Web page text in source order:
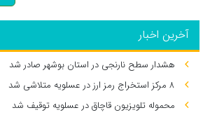
آخرین اخبار
هشدار سطح نارنجی در استان بوشهر صادر شد
۸ مرکز استخراج رمز ارز در عسلویه متلاشی شد
محموله تلویزیون قاچاق در عسلویه توقیف شد